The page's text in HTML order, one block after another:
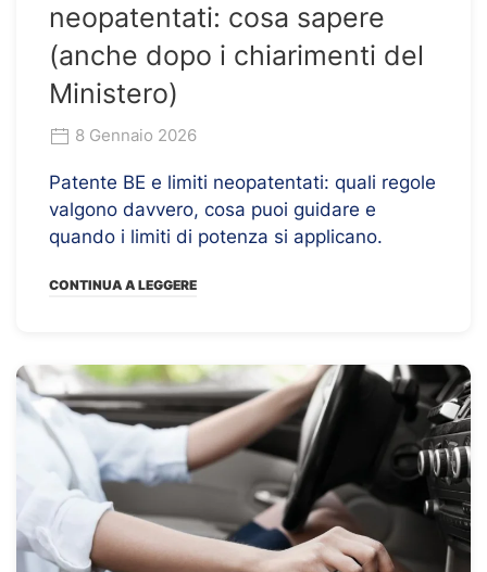
neopatentati: cosa sapere
(anche dopo i chiarimenti del
Ministero)
8 Gennaio 2026
Patente BE e limiti neopatentati: quali regole
valgono davvero, cosa puoi guidare e
quando i limiti di potenza si applicano.
CONTINUA A LEGGERE